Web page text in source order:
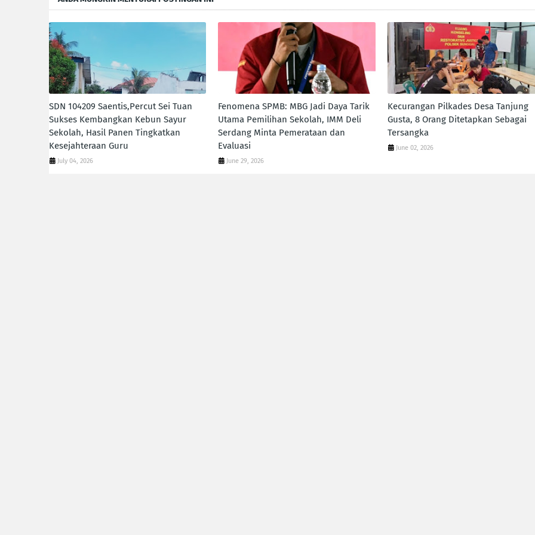
SDN 104209 Saentis,Percut Sei Tuan
Sukses Kembangkan Kebun Sayur
Sekolah, Hasil Panen Tingkatkan
Kesejahteraan Guru
July 04, 2026
Fenomena SPMB: MBG Jadi Daya Tarik
Utama Pemilihan Sekolah, IMM Deli
Serdang Minta Pemerataan dan
Evaluasi
June 29, 2026
Kecurangan Pilkades Desa Tanjung
Gusta, 8 Orang Ditetapkan Sebagai
Tersangka
June 02, 2026